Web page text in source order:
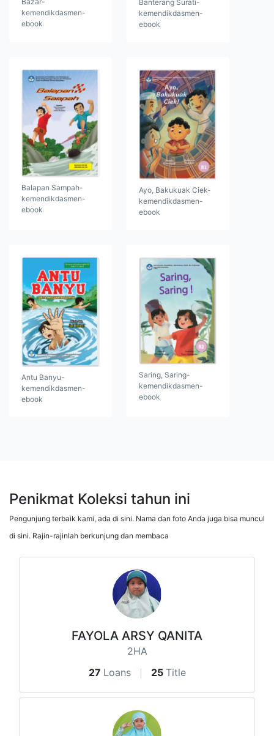
kemendikdasmen-
ebook
Banterang Surati-
kemendikdasmen-
ebook
Balapan Sampah-
kemendikdasmen-
ebook
Ayo, Bakukuak Ciek-
kemendikdasmen-
ebook
Antu Banyu-
kemendikdasmen-
ebook
Saring, Saring-
kemendikdasmen-
ebook
Penikmat Koleksi tahun ini
Pengunjung terbaik kami, ada di sini. Nama dan foto Anda juga bisa muncul
di sini. Rajin-rajinlah berkunjung dan membaca
FAYOLA ARSY QANITA
2HA
27 Loans 25 Title